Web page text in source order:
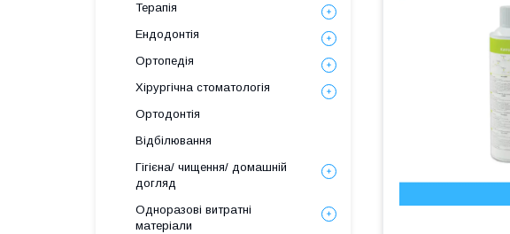
Терапія
Ендодонтія
Ортопедія
Хірургічна стоматологія
Ортодонтія
Відбілювання
Гігієна/ чищення/ домашній
догляд
Одноразові витратні
матеріали